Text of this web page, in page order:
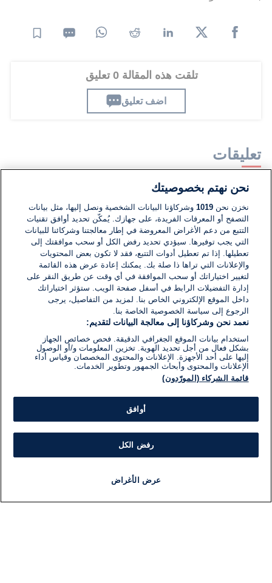
تلقت هذه المقالة 0 تعليق
اضف تعليق
تعليقات
لا توجد تعليقات مكتوبة حتى الآن. كن الأول!
اكتب تعليقًا جديدًا ...
نحن نهتم بخصوصيتك
نخزن نحن1019 وشركاؤنا البيانات الشخصية ونصل إليها، مثل بيانات
التصفح أو المعرفات الفريدة، على جهازك. يُمكّن تحديد أوافق تقنيات
التتبع من دعم الأغراض المعروضة في إطار معالجتنا وشركائنا للبيانات
التي يجب توفيرها. سيؤدي تحديد رفض الكل أو سحب موافقتك إلى
تعطيلها. إذا تم تعطيل أدوات التتبع، فقد لا تكون بعض المحتويات
والإعلانات التي تراها ذا صلة بك. يمكنك إعادة عرض هذه القائمة
لتغيير اختياراتك أو سحب الموافقة في أي وقت عن طريق النقر على
إدارة التفضيلات الرابط في أسفل صفحة الويب. ستؤثر اختياراتك
داخل الموقع الإلكتروني الخاص بنا. لمزيد من التفاصيل، يرجى
الرجوع إلى سياسة الخصوصية الخاصة بنا.
نعمد نحن وشركاؤنا إلى معالجة البيانات لتقديم:
استخدام بيانات الموقع الجغرافي الدقيقة. فحص خصائص الجهاز
بشكل فعال من أجل تحديد الهوية. تخزين المعلومات و/أو الوصول
إليها على أحد الأجهزة. الإعلانات والمحتوى المخصصان وقياس أداء
الإعلانات والمحتوى وأبحاث الجمهور وتطوير الخدمات.
قائمة الشركاء (المورّدون)
أوافق
رفض الكل
عرض الأغراض